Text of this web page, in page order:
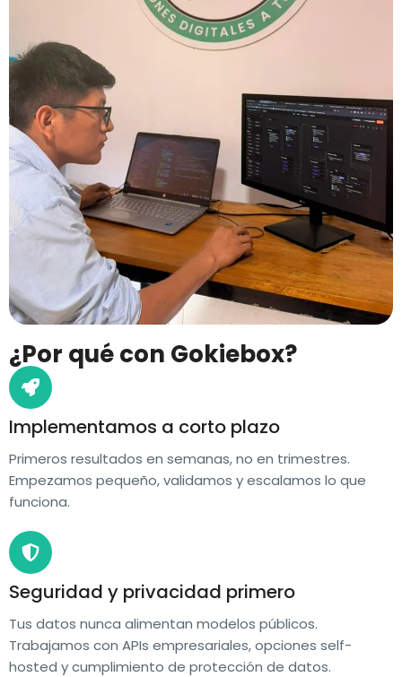
¿Por qué con Gokiebox?
Implementamos a corto plazo
Primeros resultados en semanas, no en trimestres.
Empezamos pequeño, validamos y escalamos lo que
funciona.
Seguridad y privacidad primero
Tus datos nunca alimentan modelos públicos.
Trabajamos con APIs empresariales, opciones self-
hosted y cumplimiento de protección de datos.